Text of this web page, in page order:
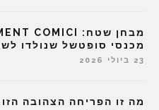
מכנסי סופטשל שנולדו
23 ביולי 2026
מה זו הפריחה הצהובה